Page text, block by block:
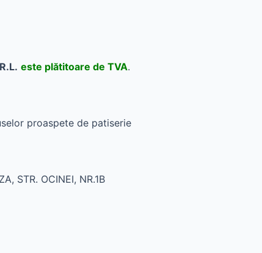
este plătitoare de TVA.
proaspete de patiserie
STR. OCINEI, NR.1B